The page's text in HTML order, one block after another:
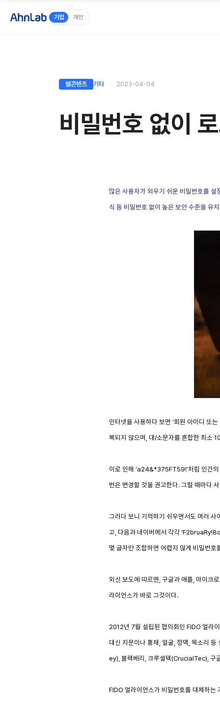
기업 개인
웹콘텐츠 기타 2023-04-04
비밀번호 없이
많은 사용자가 외우기 쉬운 비밀번호를
식 등 비밀번호 없이 높은 보안 수준을 유
인터넷을 사용하다 보면 ‘회원 아이디 또
복되지 않으며 대/소문자를 혼합한 최소
이로 인해 ‘a24&*375FT59!’처럼 인간
번은 변경할 것을 권고한다.그럴 때마다
그러다 보니 기억하기 쉬우면서도 여러
고 다음과 네이버에서 각각
몇 글자만 조합하면 어렵지 않게 비밀번호
외신 보도에 따르면 구글과 애플 마이크
라이언스가 바로 그것이다.
2012년 7월 설립된 협의회인 FIDO 얼라
대신 지문이나 홍채 얼굴 정맥 목소리 등
ey), 블랙베리 크루셜텍(CrucialTec), 구
FIDO 얼라이언스가 비밀번호를 대체하는